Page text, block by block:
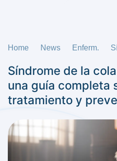
Home News Enferm.
Síndrome de la
una guía completa
tratamiento y